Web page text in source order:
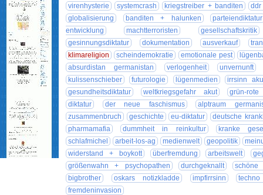
virenhysterie
systemcrash kriegstreiber + banditen
globalisierung
banditen + halunken
parteiendiktatur
entwicklung
machtterroristen
gesellschaftskritik
gesinnungsdiktatur
dokumentation ausverkauf
klimareligion
scheindemokratie emotionale pest
absurdistan germanistan
verlogenheit
unvernunft
kulissenschieber
futurologie lügenmedien
irrsinn
gesundheitsdiktatur
weltkriegsgefahr akut
grün-
diktatur
der neue faschismus
alptraum
zusammenbruch
geschichte eu-diktatur
deutsche
pharmamafia
dummheit in reinkultur
kranke
schlafmichel
arbeit-los-ag medienwelt geopolitik
widerstand + boykott
überfremdung arbeitswelt
größenwahn + psychopathen
durchgeknallt
bigbrother
oskars notizkladde impfirrsinn
fremdeninvasion